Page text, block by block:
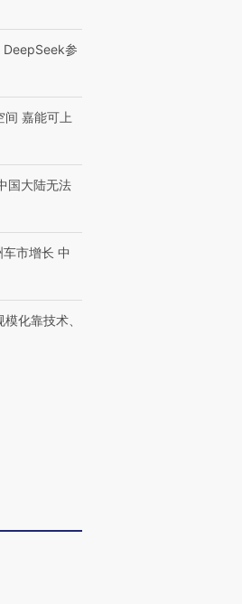
参
间 嘉能可上
国大陆无法
市增长 中
化靠技术、